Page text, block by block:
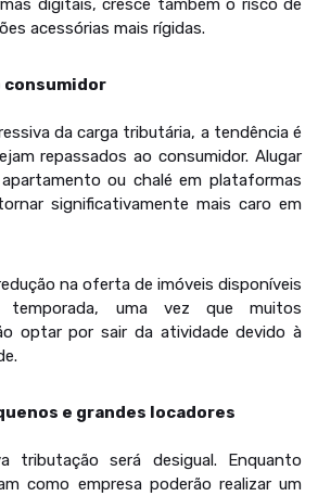
digitais, cresce também o risco de
acessórias mais rígidas.
consumidor
da carga tributária, a tendência é
repassados ao consumidor. Alugar
ou chalé em plataformas
significativamente mais caro em
na oferta de imóveis disponíveis
temporada, uma vez que muitos
optar por sair da atividade devido à
e grandes locadores
tributação será desigual. Enquanto
como empresa poderão realizar um